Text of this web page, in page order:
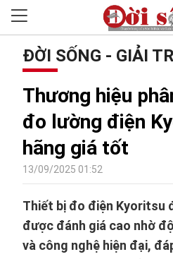
ĐỜI SỐNG - GIẢI
Thương hiệu
đo lường điện
hãng giá tốt
13/09/2025 01:52
Thiết bị đo điện Kyoritsu
được đánh giá cao nhờ
và công nghệ hiện đại,